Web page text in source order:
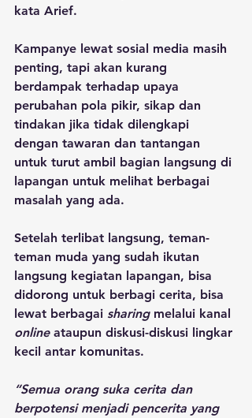
kata Arief.
Kampanye lewat sosial media masih
penting, tapi akan kurang
berdampak terhadap upaya
perubahan pola pikir, sikap dan
tindakan jika tidak dilengkapi
dengan tawaran dan tantangan
untuk turut ambil bagian langsung di
lapangan untuk melihat berbagai
masalah yang ada.
Setelah terlibat langsung, teman-
teman muda yang sudah ikutan
langsung kegiatan lapangan, bisa
didorong untuk berbagi cerita, bisa
lewat berbagai sharing melalui kanal
online ataupun diskusi-diskusi lingkar
kecil antar komunitas.
“Semua orang suka cerita dan
berpotensi menjadi pencerita yang